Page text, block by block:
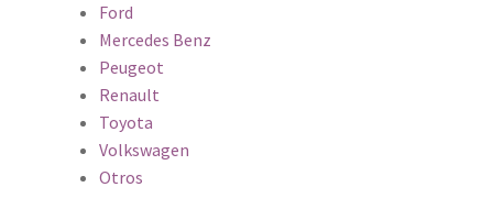
Ford
Mercedes Benz
Peugeot
Renault
Toyota
Volkswagen
Otros